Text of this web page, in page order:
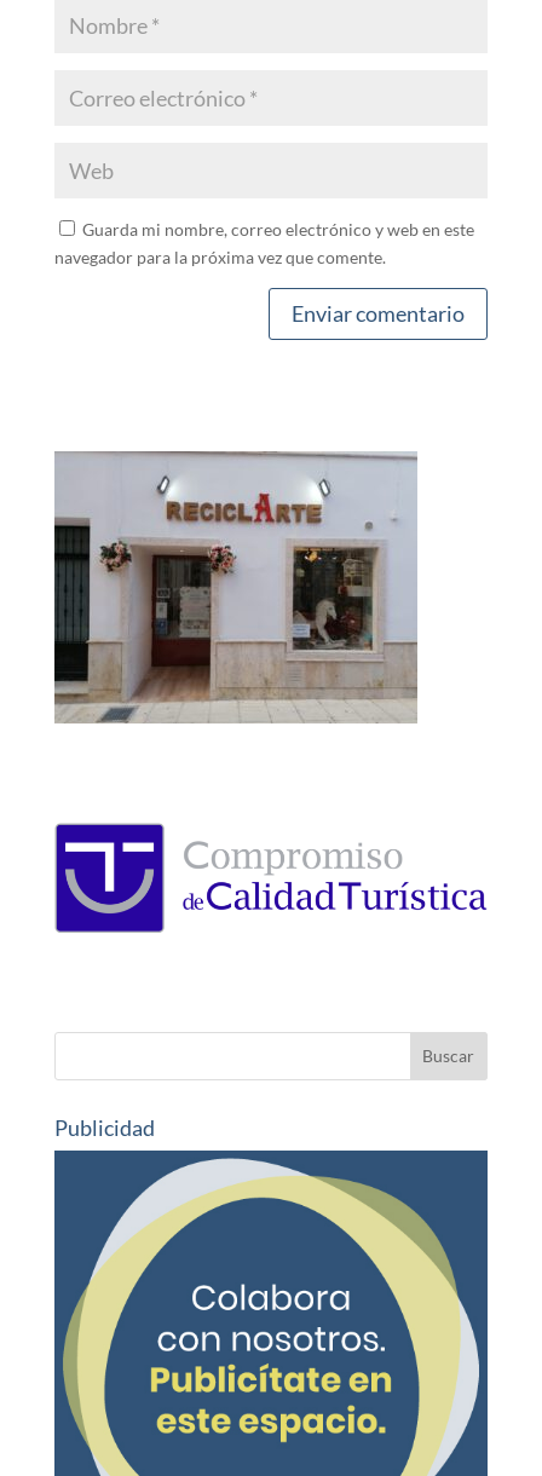
Guarda mi nombre, correo electrónico y web en este
navegador para la próxima vez que comente.
Publicidad